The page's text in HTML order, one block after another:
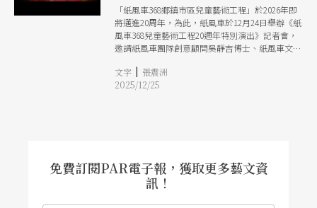
「紙風車368鄉鎮市區兒童藝術工程」於2026年即
將邁進20周年，為此，紙風車於12月24日舉辦《紙
風車368兒童藝術工程20週年特別演出》記者會，
邀請紙風車團隊創意顧問吳靜吉博士、紙風車文教
州出席，並宣告2026年1月於臺北表演藝術中心大
劇院的20周年特別演出正式啟售。
文字 | 張震洲
2025/12/25
免費訂閱PAR電子報，獲取更多藝文資
訊！